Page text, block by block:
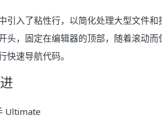
引入了粘性行，以简化处理大型文件
头，固定在编辑器的顶部，随着滚动
快速导航代码。
Ultimate